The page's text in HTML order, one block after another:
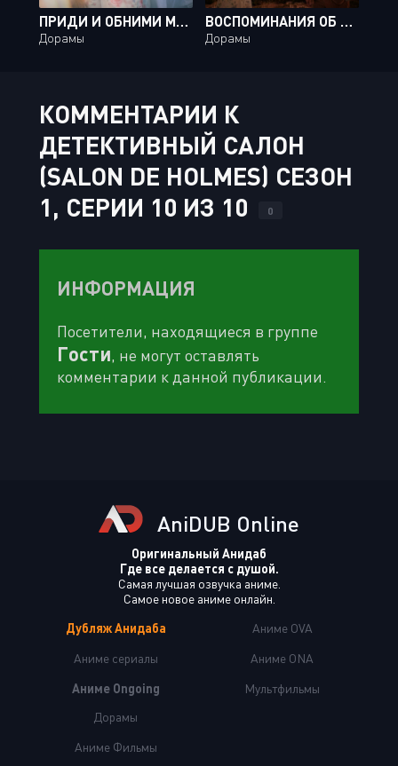
ПРИДИ И ОБНИМИ МЕНЯ / COME AND HUG ME [20 ИЗ 32]
Дорамы
ВОСПОМИНАНИЯ ОБ АЛЬГАМБРЕ / MEMORIES OF THE ALHAMBRA [16 ИЗ 16]
Дорамы
КОММЕНТАРИИ К
ДЕТЕКТИВНЫЙ САЛОН
(SALON DE HOLMES) СЕЗОН
1, СЕРИИ 10 ИЗ 10
0
ИНФОРМАЦИЯ
Посетители, находящиеся в группе
Гости, не могут оставлять
комментарии к данной публикации.
AniDUB Online
Оригинальный Анидаб
Где все делается с душой.
Самая лучшая озвучка аниме.
Самое новое аниме онлайн.
Дубляж Анидаба
Аниме сериалы
Аниме Ongoing
Аниме OVA
Аниме ONA
Мультфильмы
Дорамы
Аниме Фильмы